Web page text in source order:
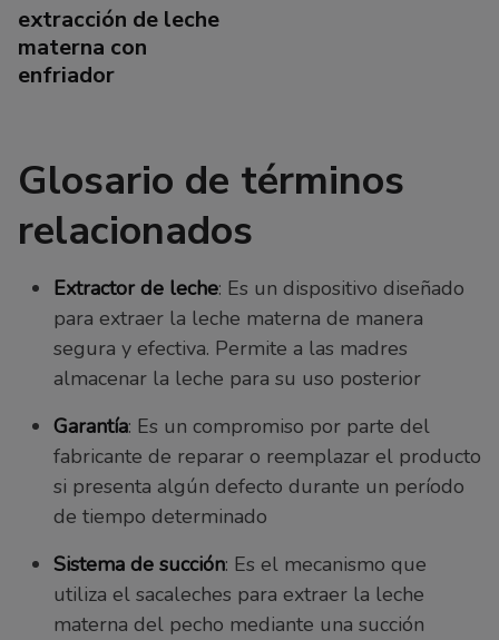
extracción de leche
materna con
enfriador
Glosario de términos
relacionados
Extractor de leche: Es un dispositivo diseñado
para extraer la leche materna de manera
segura y efectiva. Permite a las madres
almacenar la leche para su uso posterior
Garantía: Es un compromiso por parte del
fabricante de reparar o reemplazar el producto
si presenta algún defecto durante un período
de tiempo determinado
Sistema de succión: Es el mecanismo que
utiliza el sacaleches para extraer la leche
materna del pecho mediante una succión